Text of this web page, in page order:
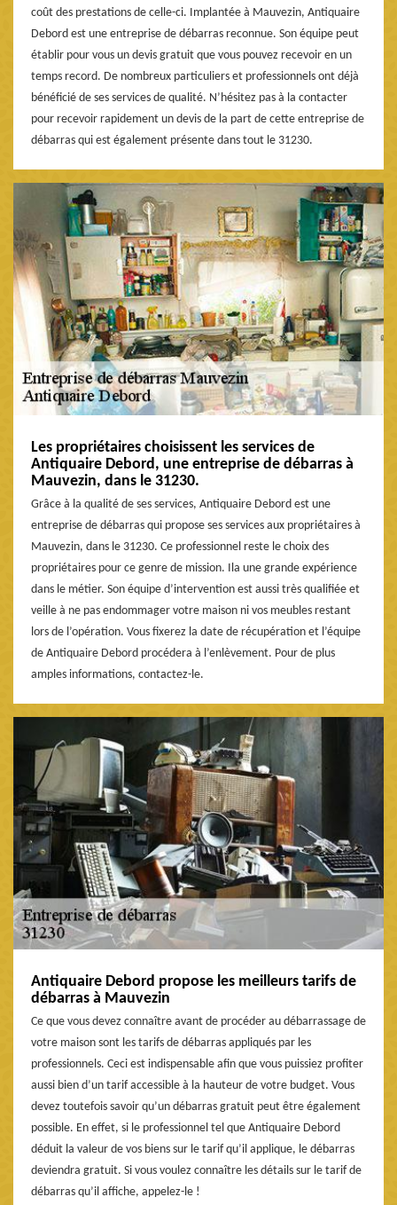
coût des prestations de celle-ci. Implantée à Mauvezin, Antiquaire
Debord est une entreprise de débarras reconnue. Son équipe peut
établir pour vous un devis gratuit que vous pouvez recevoir en un
temps record. De nombreux particuliers et professionnels ont déjà
bénéficié de ses services de qualité. N’hésitez pas à la contacter
pour recevoir rapidement un devis de la part de cette entreprise de
débarras qui est également présente dans tout le 31230.
Les propriétaires choisissent les services de
Antiquaire Debord, une entreprise de débarras à
Mauvezin, dans le 31230.
Grâce à la qualité de ses services, Antiquaire Debord est une
entreprise de débarras qui propose ses services aux propriétaires à
Mauvezin, dans le 31230. Ce professionnel reste le choix des
propriétaires pour ce genre de mission. Ila une grande expérience
dans le métier. Son équipe d’intervention est aussi très qualifiée et
veille à ne pas endommager votre maison ni vos meubles restant
lors de l’opération. Vous fixerez la date de récupération et l’équipe
de Antiquaire Debord procédera à l’enlèvement. Pour de plus
amples informations, contactez-le.
Antiquaire Debord propose les meilleurs tarifs de
débarras à Mauvezin
Ce que vous devez connaître avant de procéder au débarrassage de
votre maison sont les tarifs de débarras appliqués par les
professionnels. Ceci est indispensable afin que vous puissiez profiter
aussi bien d’un tarif accessible à la hauteur de votre budget. Vous
devez toutefois savoir qu’un débarras gratuit peut être également
possible. En effet, si le professionnel tel que Antiquaire Debord
déduit la valeur de vos biens sur le tarif qu’il applique, le débarras
deviendra gratuit. Si vous voulez connaître les détails sur le tarif de
débarras qu’il affiche, appelez-le !